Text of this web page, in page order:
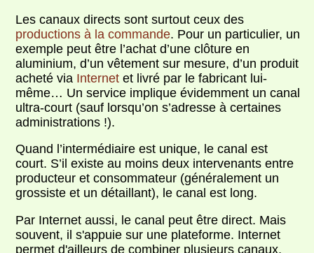
Les canaux directs sont surtout ceux des
productions à la commande. Pour un particulier, un
exemple peut être l’achat d’une clôture en
aluminium, d’un vêtement sur mesure, d’un produit
acheté via Internet et livré par le fabricant lui-
même… Un service implique évidemment un canal
ultra-court (sauf lorsqu’on s’adresse à certaines
administrations !).
Quand l’intermédiaire est unique, le canal est
court. S’il existe au moins deux intervenants entre
producteur et consommateur (généralement un
grossiste et un détaillant), le canal est long.
Par Internet aussi, le canal peut être direct. Mais
souvent, il s'appuie sur une plateforme. Internet
permet d'ailleurs de combiner plusieurs canaux,